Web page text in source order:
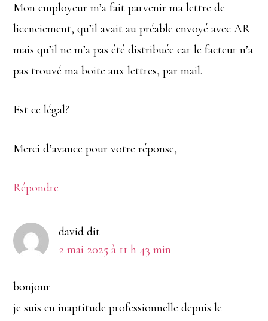
Mon employeur m’a fait parvenir ma lettre de
licenciement, qu’il avait au préable envoyé avec AR
mais qu’il ne m’a pas été distribuée car le facteur n’a
pas trouvé ma boite aux lettres, par mail.
Est ce légal?
Merci d’avance pour votre réponse,
Répondre
david dit
2 mai 2025 à 11 h 43 min
bonjour
je suis en inaptitude professionnelle depuis le